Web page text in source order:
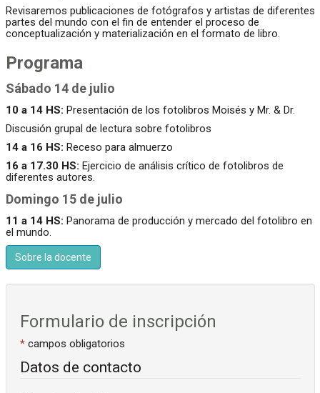
Revisaremos publicaciones de fotógrafos y artistas de diferentes
partes del mundo con el fin de entender el proceso de
conceptualización y materialización en el formato de libro.
Programa
Sábado 14 de julio
10 a 14 HS: Presentación de los fotolibros Moisés y Mr. & Dr.
Discusión grupal de lectura sobre fotolibros
14 a 16 HS: Receso para almuerzo
16 a 17.30 HS: Ejercicio de análisis crítico de fotolibros de
diferentes autores.
Domingo 15 de julio
11 a 14 HS: Panorama de producción y mercado del fotolibro en
el mundo.
Sobre la docente
Formulario de inscripción
* campos obligatorios
Datos de contacto